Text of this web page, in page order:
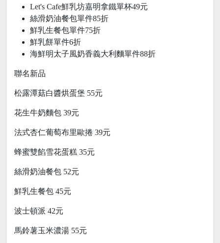
Let's Cafe鮮乳坊嘉明拿鐵單杯49元
絲滑奶油餐包單件85折
鮮乳生餐包單件75折
鮮乳餅單件6折
海鮮明太子風奶香義大利麵單件88折
聯名新品
松露潭菇白醬烘蛋堡 55元
花生牛奶麵包 39元
法式杏仁葡萄布里歐捲 39元
蜂蜜雙餡雪花蛋糕 35元
絲滑奶油餐包 52元
鮮乳生餐包 45元
波士頓派 42元
馬鈴薯玉米濃湯 55元